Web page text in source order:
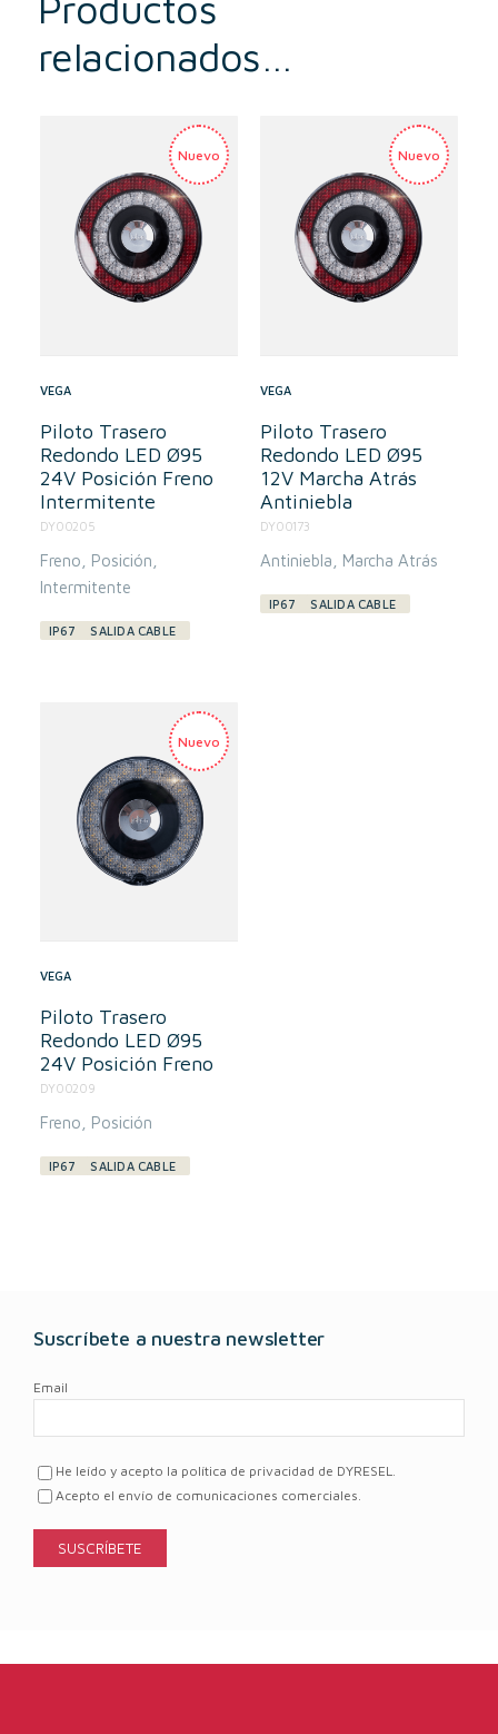
relacionados…
VEGA
Piloto Trasero
Redondo LED Ø95
24V Posición Freno
Intermitente
DY00205
Freno
Posición
Intermitente
IP67 SALIDA CABLE
VEGA
Piloto Trasero
Redondo LED Ø95
12V Marcha Atrás
Antiniebla
DY00173
Antiniebla Marcha Atrás
IP67 SALIDA CABLE
VEGA
Piloto Trasero
Redondo LED Ø95
24V Posición Freno
DY00209
Freno Posición
IP67 SALIDA CABLE
Suscríbete a nuestra newsletter
Email
He leído y acepto la política de privacidad de DYRESEL.
Acepto el envío de comunicaciones comerciales.